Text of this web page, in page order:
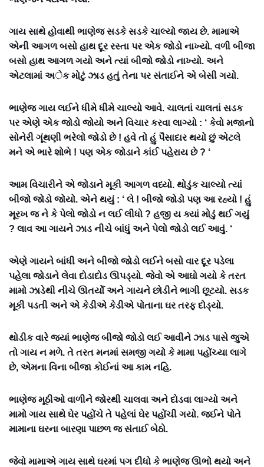
ગાય સાથે હોવાથી ભાણેજ સડકે સડકે ચાલ્યો જાય છે. મામાએ
એની આગળ બસો હાથ દૂર રસ્તા પર એક જોડો નાખ્યો. વળી બીજા
બસો હાથ આગળ ગયો અને ત્યાં બીજો જોડો નાખ્યો. અને
એટલામાં અેક મોટું ઝાડ હતું તેના પર સંતાઈને એ બેસી ગયો.
ભાણેજ ગાય લઈને ધીમે ધીમે ચાલ્યો આવે. ચાલતાં ચાલતાં સડક
પર એણે એક જોડો જોયો અને વિચાર કરવા લાગ્યો : ‘ કેવો મજાનો
સોનેરી ગૂંથણી ભરેલો જોડો છે ! હવે તો હું પૈસાદાર થયો છું એટલે
મને એ ભારે શોભે ! પણ એક જોડાને કાંઈ પહેરાય છે ? ‘
આમ વિચારીને એ જોડાને મૂકી આગળ વધ્યો. થોડુંક ચાલ્યો ત્યાં
બીજો જોડો જોયો. એને થયું : ‘ લે ! બીજો જોડો પણ આ રહ્યો ! હું
મૂરખ જ ને કે પેલો જોડો ન લઈ લીધો ? હજી ય ક્યાં મોડું થઈ ગયું
? લાવ આ ગાયને ઝાડ નીચે બાંધું અને પેલો જોડો લઈ આવું. ‘
એણે ગાયને બાંધી અને બીજો જોડો લઈને બસો વાર દૂર પડેલા
પહેલા જોડાને લેવા દોડાદોડ ઊપડ્યો. જેવો એ આઘો ગયો કે તરત
મામો ઝાડેથી નીચે ઊતર્યો અને ગાયને છોડીને ભાગી છૂટયો. સડક
મૂકી પડતી અને એ કેડીએ કેડીએ પોતાના ઘર તરફ દોડ્યો.
થોડીક વારે જ્યાં ભાણેજ બીજો જોડો લઈ આવીને ઝાડ પાસે જુએ
તો ગાય ન મળે. તે તરત મનમાં સમજી ગયો કે મામા પહોંચ્યા લાગે
છે, એમના વિના બીજા કોઈનાં આ કામ નહિ.
ભાણેજ મૂઠીઓ વાળીને જોરથી ચાલવા અને દોડવા લાગ્યો અને
મામો ગાય સાથે ઘેર પહોંચે તે પહેલાં ઘેર પહોંચી ગયો. જઈને પોતે
મામાના ઘરના બારણા પાછળ જ સંતાઈ બેઠો.
જેવો મામાએ ગાય સાથે ઘરમાં પગ દીધો કે ભાણેજ ઊભો થયો અને